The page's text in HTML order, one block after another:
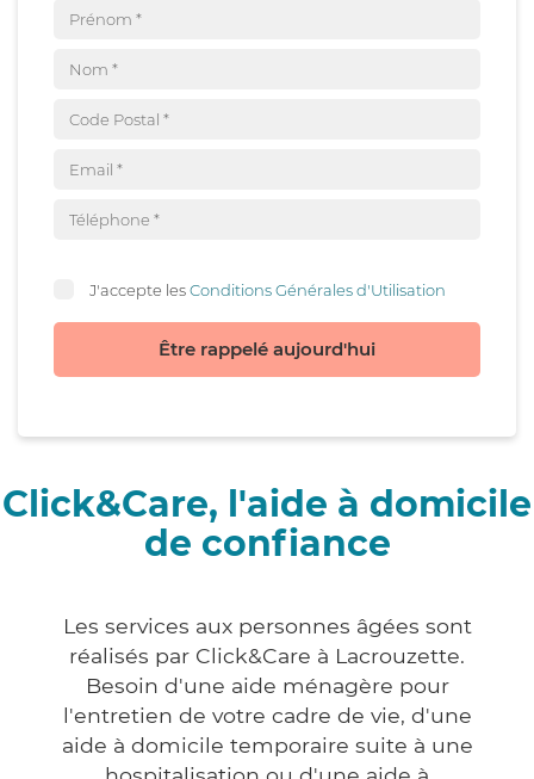
J'accepte lesConditions Générales d'Utilisation
Être rappelé aujourd'hui
Click&Care, l'aide à domicile
de confiance
Les services aux personnes âgées sont
réalisés par Click&Care à Lacrouzette.
Besoin d'une aide ménagère pour
l'entretien de votre cadre de vie, d'une
aide à domicile temporaire suite à une